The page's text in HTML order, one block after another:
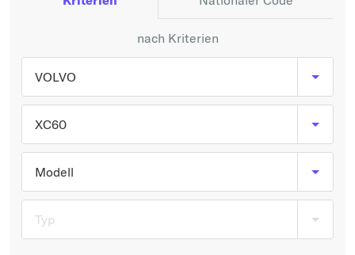
Typ wählen
nach Kriterien
VOLVO
XC60
Modell
Typ